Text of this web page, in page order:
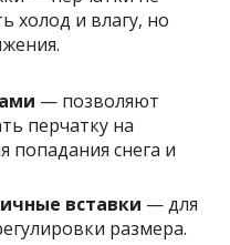
холод и влагу, но
— позволяют
перчатку на
попадания снега и
вставки — для
размера.